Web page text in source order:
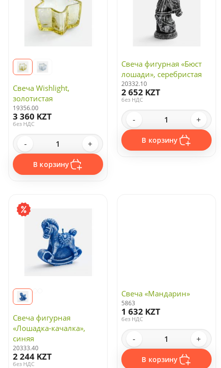
Свеча Wishlight,
золотистая
19356.00
3 360 KZT
без НДС
- +
В корзину
Свеча фигурная «Бюст
лошади», серебристая
20332.10
2 652 KZT
без НДС
- +
В корзину
Свеча фигурная
«Лошадка-качалка»,
синяя
20333.40
2 244 KZT
без НДС
Свеча «Мандарин»
5863
1 632 KZT
без НДС
- +
В корзину